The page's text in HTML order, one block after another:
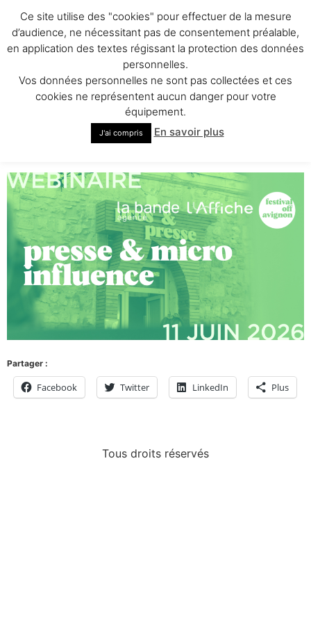
festival Off Avignon
WEBINAIRE | 11 juin
2026 – Presse &
Micro-influence
Partager :
Facebook Twitter LinkedIn Plus
Tous droits réservés
Ce site utilise des "cookies" pour effectuer de la mesure
d’audience, ne nécessitant pas de consentement préalable,
en application des textes régissant la protection des données
personnelles.
Vos données personnelles ne sont pas collectées et ces
cookies ne représentent aucun danger pour votre
équipement.
J'ai compris En savoir plus